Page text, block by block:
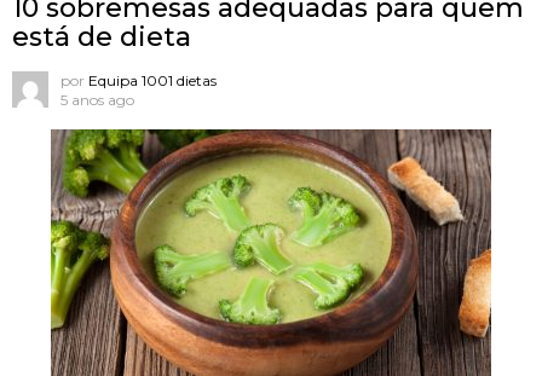
10 sobremesas adequadas para quem
está de dieta
por Equipa 1001 dietas
5 anos ago